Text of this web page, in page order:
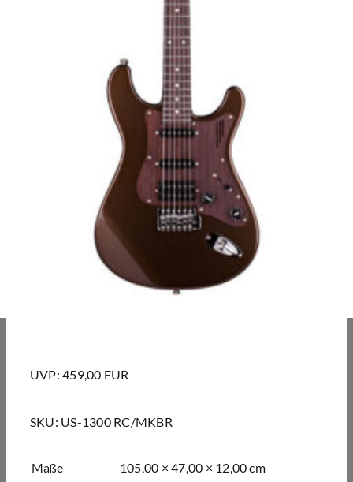
UVP: 459,00 EUR
SKU: US-1300 RC/MKBR
Maße
105,00 × 47,00 × 12,00 cm